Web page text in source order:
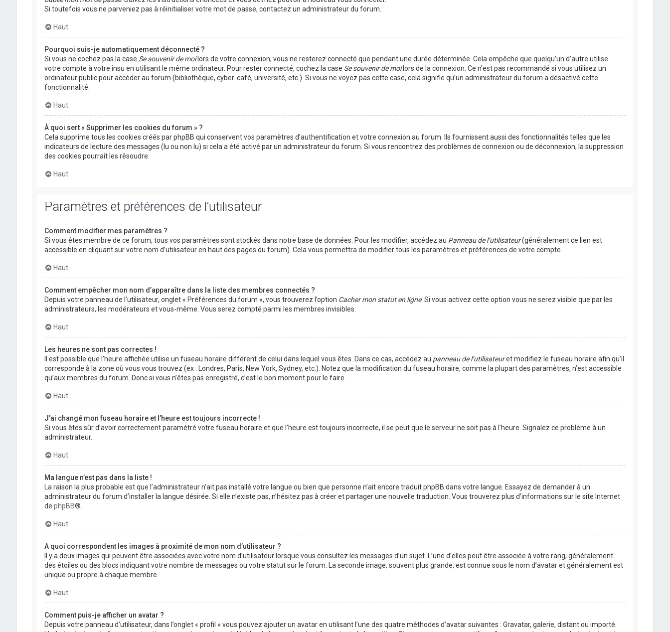
Si toutefois vous ne parveniez pas à réinitialiser votre mot de passe, contactez un administrateur du forum.
Haut
Pourquoi suis-je automatiquement déconnecté ?
Si vous ne cochez pas la case Se souvenir de moilors de votre connexion, vous ne resterez connecté que pendant une durée déterminée. Cela empêche que quelqu’un d’autre utilise
votre compte à votre insu en utilisant le même ordinateur. Pour rester connecté, cochez la case Se souvenir de moilors de la connexion. Ce n’est pas recommandé si vous utilisez un
ordinateur public pour accéder au forum (bibliothèque, cyber-café, université, etc.). Si vous ne voyez pas cette case, cela signifie qu’un administrateur du forum a désactivé cette
fonctionnalité.
Haut
À quoi sert « Supprimer les cookies du forum » ?
Cela supprime tous les cookies créés par phpBB qui conservent vos paramètres d’authentification et votre connexion au forum. Ils fournissent aussi des fonctionnalités telles que les
indicateurs de lecture des messages (lu ou non lu) si cela a été activé par un administrateur du forum. Si vous rencontrez des problèmes de connexion ou de déconnexion, la suppression
des cookies pourrait les résoudre.
Haut
Paramètres et préférences de l’utilisateur
Comment modifier mes paramètres ?
Si vous êtes membre de ce forum, tous vos paramètres sont stockés dans notre base de données. Pour les modifier, accédez au Panneau de l’utilisateur(généralement ce lien est
accessible en cliquant sur votre nom d’utilisateur en haut des pages du forum). Cela vous permettra de modifier tous les paramètres et préférences de votre compte.
Haut
Comment empêcher mon nom d’apparaître dans la liste des membres connectés ?
Depuis votre panneau de l’utilisateur, onglet « Préférences du forum », vous trouverez l’option Cacher mon statut en ligne. Si vous activez cette option vous ne serez visible que par les
administrateurs, les modérateurs et vous-même. Vous serez compté parmi les membres invisibles.
Haut
Les heures ne sont pas correctes !
Il est possible que l’heure affichée utilise un fuseau horaire différent de celui dans lequel vous êtes. Dans ce cas, accédez au panneau de l’utilisateuret modifiez le fuseau horaire afin qu’il
corresponde à la zone où vous vous trouvez (ex : Londres, Paris, New York, Sydney, etc.). Notez que la modification du fuseau horaire, comme la plupart des paramètres, n’est accessible
qu’aux membres du forum. Donc si vous n’êtes pas enregistré, c’est le bon moment pour le faire.
Haut
J’ai changé mon fuseau horaire et l’heure est toujours incorrecte !
Si vous êtes sûr d’avoir correctement paramétré votre fuseau horaire et que l’heure est toujours incorrecte, il se peut que le serveur ne soit pas à l’heure. Signalez ce problème à un
administrateur.
Haut
Ma langue n’est pas dans la liste !
La raison la plus probable est que l’administrateur n’ait pas installé votre langue ou bien que personne n’ait encore traduit phpBB dans votre langue. Essayez de demander à un
administrateur du forum d’installer la langue désirée. Si elle n’existe pas, n’hésitez pas à créer et partager une nouvelle traduction. Vous trouverez plus d’informations sur le site Internet
de phpBB®.
Haut
A quoi correspondent les images à proximité de mon nom d’utilisateur ?
Il y a deux images qui peuvent être associées avec votre nom d’utilisateur lorsque vous consultez les messages d’un sujet. L’une d’elles peut être associée à votre rang, généralement
des étoiles ou des blocs indiquant votre nombre de messages ou votre statut sur le forum. La seconde image, souvent plus grande, est connue sous le nom d’avatar et généralement est
unique ou propre à chaque membre.
Haut
Comment puis-je afficher un avatar ?
Depuis votre panneau d’utilisateur, dans l’onglet « profil » vous pouvez ajouter un avatar en utilisant l’une des quatre méthodes d’avatar suivantes : Gravatar, galerie, distant ou importé.